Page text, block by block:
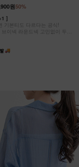
50%
원
]
기본티도 다르다는 공식!
브이넥 라운드넥 고민없이 두장